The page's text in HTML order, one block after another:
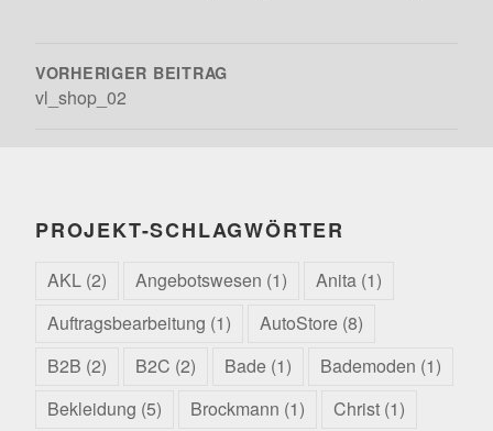
VORHERIGER BEITRAG
vl_shop_02
PROJEKT-SCHLAGWÖRTER
AKL (2) Angebotswesen (1) Anita (1)
Auftragsbearbeitung (1) AutoStore (8)
B2B (2) B2C (2) Bade (1) Bademoden (1)
Bekleidung (5) Brockmann (1) Christ (1)